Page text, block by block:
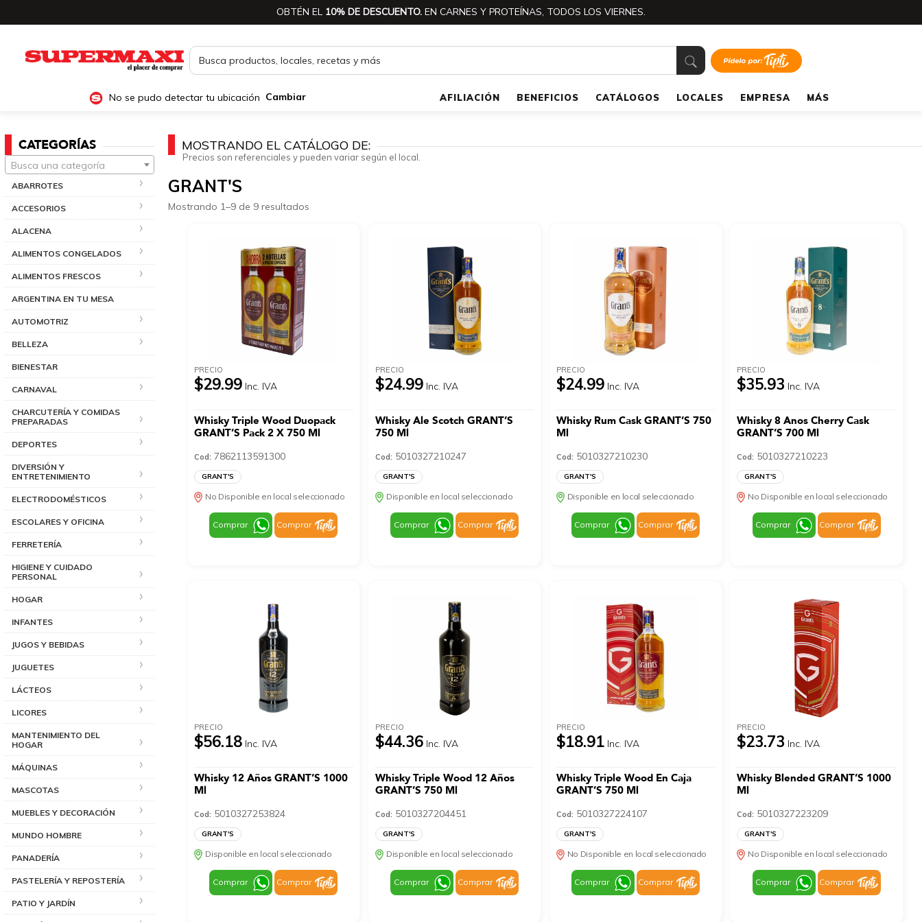
OBTÉN EL 10% DE DESCUENTO. EN CARNES Y PROTEÍNAS, TODOS LOS VIERNES.
No se pudo detectar tu ubicación Cambiar AFILIACIÓN BENEFICIOS CATÁLOGOS LOCALES EMPRESA MÁS
CATEGORÍAS
Busca una categoría
ABARROTES
ACCESORIOS
ALACENA
ALIMENTOS CONGELADOS
ALIMENTOS FRESCOS
ARGENTINA EN TU MESA
AUTOMOTRIZ
BELLEZA
BIENESTAR
CARNAVAL
CHARCUTERÍA Y COMIDAS
PREPARADAS
DEPORTES
DIVERSIÓN Y
ENTRETENIMIENTO
ELECTRODOMÉSTICOS
ESCOLARES Y OFICINA
FERRETERÍA
HIGIENE Y CUIDADO
PERSONAL
HOGAR
INFANTES
JUGOS Y BEBIDAS
JUGUETES
LÁCTEOS
LICORES
MANTENIMIENTO DEL
HOGAR
MÁQUINAS
MASCOTAS
MUEBLES Y DECORACIÓN
MUNDO HOMBRE
PANADERÍA
PASTELERÍA Y REPOSTERÍA
PATIO Y JARDÍN
MOSTRANDO EL CATÁLOGO DE:
Precios son referenciales y pueden variar según el local.
GRANT'S
Mostrando 1–9 de 9 resultados
PRECIO
$29.99 Inc. IVA
Whisky Triple Wood Duopack
GRANT’S Pack 2 X 750 Ml
Cod: 7862113591300
GRANT'S
No Disponible en local seleccionado
Comprar Comprar
PRECIO
$24.99 Inc. IVA
Whisky Ale Scotch GRANT’S
750 Ml
Cod: 5010327210247
GRANT'S
Disponible en local seleccionado
Comprar Comprar
PRECIO
$24.99 Inc. IVA
Whisky Rum Cask GRANT’S 750
Ml
Cod: 5010327210230
GRANT'S
Disponible en local seleccionado
Comprar Comprar
PRECIO
$35.93 Inc. IVA
Whisky 8 Anos Cherry Cask
GRANT’S 700 Ml
Cod: 5010327210223
GRANT'S
No Disponible en local seleccionado
Comprar Comprar
PRECIO
$56.18 Inc. IVA
Whisky 12 Años GRANT’S 1000
Ml
Cod: 5010327253824
GRANT'S
Disponible en local seleccionado
Comprar Comprar
PRECIO
$44.36 Inc. IVA
Whisky Triple Wood 12 Años
GRANT’S 750 Ml
Cod: 5010327204451
GRANT'S
Disponible en local seleccionado
Comprar Comprar
PRECIO
$18.91 Inc. IVA
Whisky Triple Wood En Caja
GRANT’S 750 Ml
Cod: 5010327224107
GRANT'S
No Disponible en local seleccionado
Comprar Comprar
PRECIO
$23.73 Inc. IVA
Whisky Blended GRANT’S 1000
Ml
Cod: 5010327223209
GRANT'S
No Disponible en local seleccionado
Comprar Comprar